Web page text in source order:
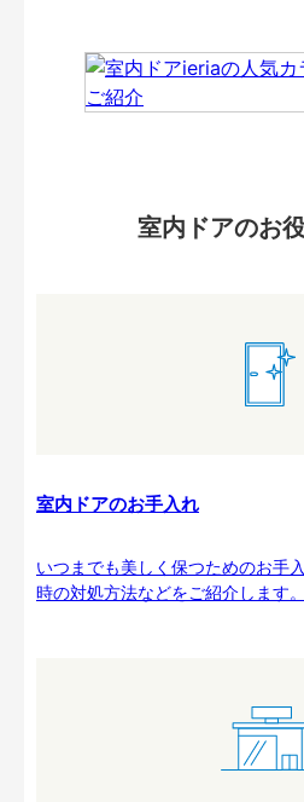
室内ドアのお
室内ドアのお手入れ
いつまでも美しく保つためのお手
時の対処方法などをご紹介します。